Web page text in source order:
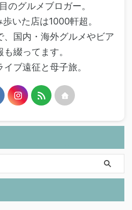
のグルメブロガー。
いた店は1000軒超。
、国内・海外グルメやビア
綴ってます。
ブ遠征と母子旅。